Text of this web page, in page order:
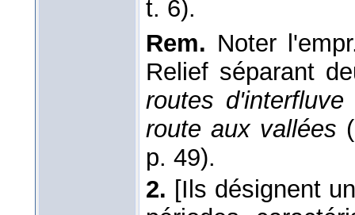
t. 6).
Rem. Noter
Relief séparant
routes
route aux vallées (
p. 49).
2. [Ils désignent